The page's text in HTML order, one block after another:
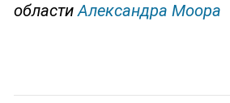
областиАлександра Моора